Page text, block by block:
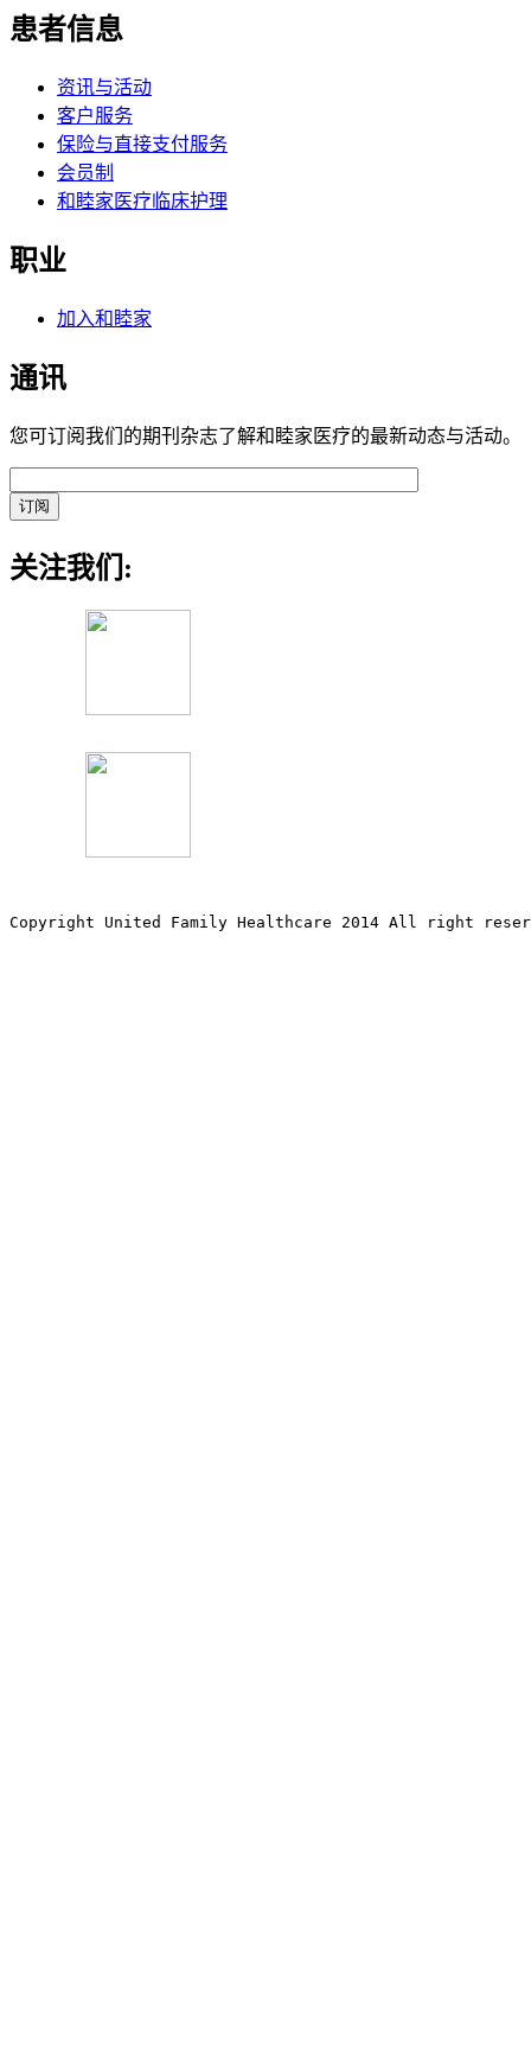
患者信息
资讯与活动
客户服务
保险与直接支付服务
会员制
和睦家医疗临床护理
职业
加入和睦家
通讯
您可订阅我们的期刊杂志了解和睦家医疗的最新动态与活动。
关注我们:
Copyright United Family Healthcare 2014 All right